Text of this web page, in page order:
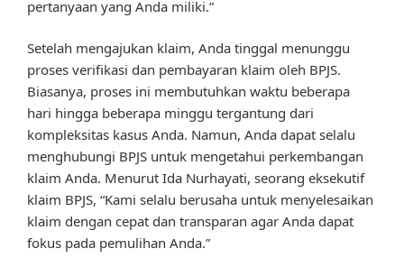
pertanyaan yang Anda miliki.”
Setelah mengajukan klaim, Anda tinggal menunggu
proses verifikasi dan pembayaran klaim oleh BPJS.
Biasanya, proses ini membutuhkan waktu beberapa
hari hingga beberapa minggu tergantung dari
kompleksitas kasus Anda. Namun, Anda dapat selalu
menghubungi BPJS untuk mengetahui perkembangan
klaim Anda. Menurut Ida Nurhayati, seorang eksekutif
klaim BPJS, “Kami selalu berusaha untuk menyelesaikan
klaim dengan cepat dan transparan agar Anda dapat
fokus pada pemulihan Anda.”